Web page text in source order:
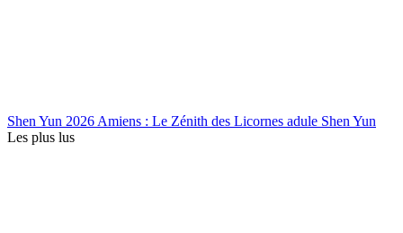
Shen Yun 2026 Amiens : Le Zénith des Licornes adule Shen Yun
Les plus lus